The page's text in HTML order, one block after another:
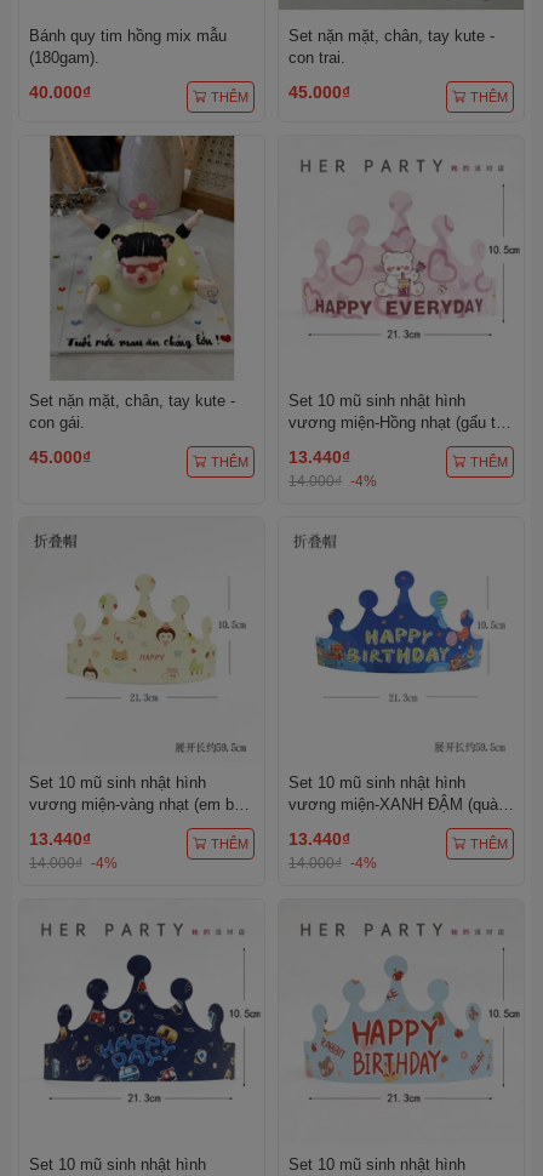
Bánh quy tim hồng mix mẫu
(180gam).
40.000₫ THÊM
Set nặn mặt, chân, tay kute -
con trai.
45.000₫ THÊM
Set nặn mặt, chân, tay kute -
con gái.
45.000₫ THÊM
Set 10 mũ sinh nhật hình
vương miện-Hồng nhạt (gấu trà
13.440₫
14.000₫ -4%
THÊM
Set 10 mũ sinh nhật hình
vương miện-vàng nhạt (em bé
13.440₫
14.000₫ -4%
THÊM
Set 10 mũ sinh nhật hình
vương miện-XANH ĐẬM (quà
13.440₫
14.000₫ -4%
THÊM
Set 10 mũ sinh nhật hình
Set 10 mũ sinh nhật hình